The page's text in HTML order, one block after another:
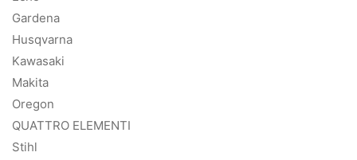
Gardena
Husqvarna
Kawasaki
Makita
Oregon
QUATTRO ELEMENTI
Stihl